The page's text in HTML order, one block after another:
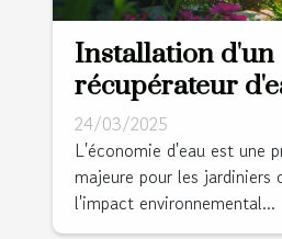
Installation d'un
récupérateur
système
jardinage
24/03/2025
L'économie d'eau est une
majeure pour les jardiniers
l'impact environnemental...